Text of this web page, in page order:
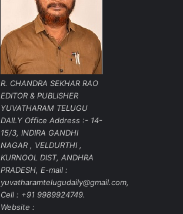
R. CHANDRA SEKHAR RAO
EDITOR & PUBLISHER
YUVATHARAM TELUGU
DAILY Office Address :- 14-
15/3, INDIRA GANDHI
NAGAR , VELDURTHI ,
KURNOOL DIST, ANDHRA
PRADESH, E-mail :
yuvatharamtelugudaily@gmail.com,
Cell : +91 9989924749.
Website :